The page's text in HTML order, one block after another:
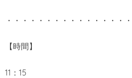
・・・・・・・・・・・・・・・
【時間】
11：15